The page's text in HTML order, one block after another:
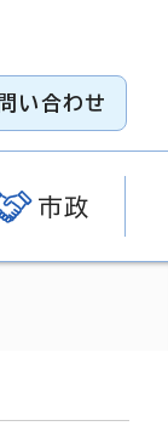
い合わせ
市政